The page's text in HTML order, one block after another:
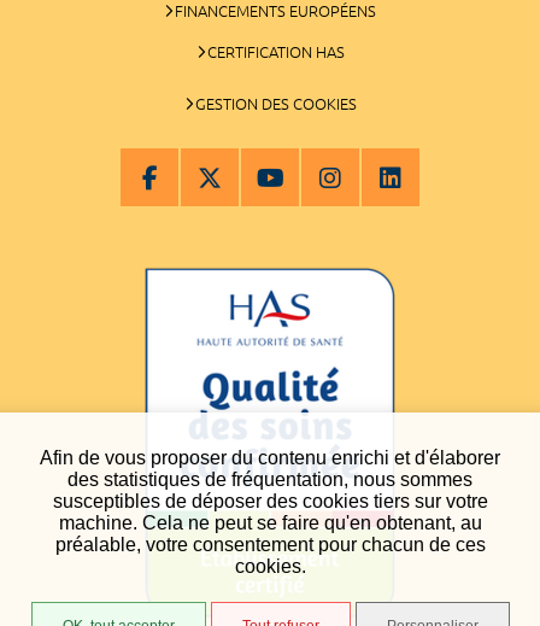
Afin de vous proposer du contenu enrichi et d'élaborer
des statistiques de fréquentation, nous sommes
susceptibles de déposer des cookies tiers sur votre
machine. Cela ne peut se faire qu'en obtenant, au
préalable, votre consentement pour chacun de ces
cookies.
FINANCEMENTS EUROPÉENS
CERTIFICATION HAS
GESTION DES COOKIES